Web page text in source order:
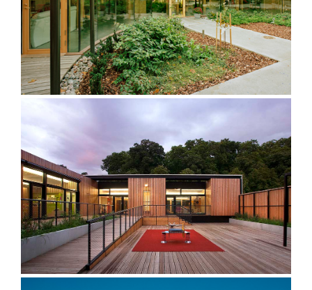
Crèche Philippeville – Grenoble